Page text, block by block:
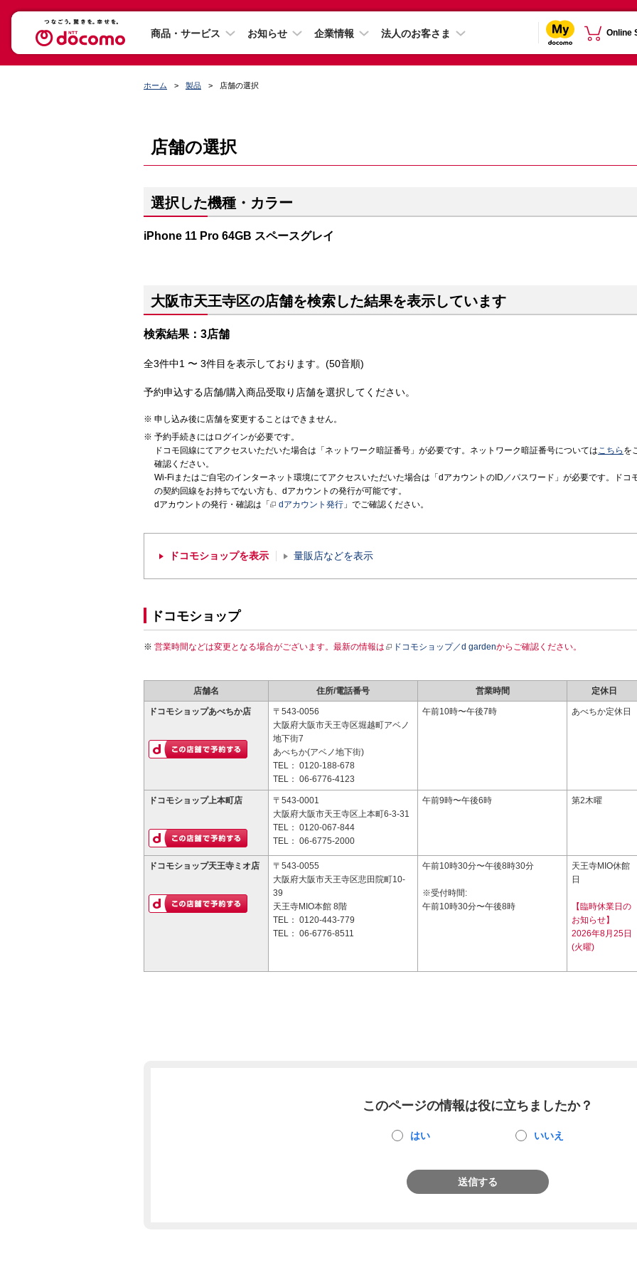
商品・サービス お知らせ 企業情報 法人のお客さま Online
ホーム 製品 店舗の選択
店舗の選択
選択した機種・カラー
iPhone 11 Pro 64GB スペースグレイ
大阪市天王寺区の店舗を検索した結果を表示しています
検索結果：3店舗
全3件中1 〜 3件目を表示しております。(50音順)
予約申込する店舗/購入商品受取り店舗を選択してください。
申し込み後に店舗を変更することはできません。
予約手続きにはログインが必要です。
ドコモ回線にてアクセスいただいた場合は「ネットワーク暗証番号」が必要です。ネットワーク暗証番号についてはこちら を
確認ください。
Wi-Fiまたはご自宅のインターネット環境にてアクセスいただいた場合は「dアカウントのID／パスワード」が必要です。ドコ
の契約回線をお持ちでない方も、dアカウントの発行が可能です。
dアカウントの発行・確認は「
dアカウント発行 」でご確認ください。
ドコモショップを表示 量販店などを表示
ドコモショップ
営業時間などは変更となる場合がございます。最新の情報は ドコモショップ／d gardenからご確認ください。
店舗名 住所/電話番号 営業時間 定休日
ドコモショップあべちか店
〒543-0056
大阪府大阪市天王寺区堀越町アベノ
地下街7
あべちか(アベノ地下街)
TEL： 0120-188-678
TEL： 06-6776-4123
午前10時〜午後7時 あべちか定休日
ドコモショップ上本町店
〒543-0001
大阪府大阪市天王寺区上本町6-3-31
TEL： 0120-067-844
TEL： 06-6775-2000
午前9時〜午後6時 第2木曜
ドコモショップ天王寺ミオ店
〒543-0055
大阪府大阪市天王寺区悲田院町10-
39
天王寺MIO本館 8階
TEL： 0120-443-779
TEL： 06-6776-8511
午前10時30分〜午後8時30分
※受付時間:
午前10時30分〜午後8時
天王寺MIO休館
日
【臨時休業日の
お知らせ】
2026年8月25日
(火曜)
このページの情報は役に立ちましたか？
はい いいえ
送信する